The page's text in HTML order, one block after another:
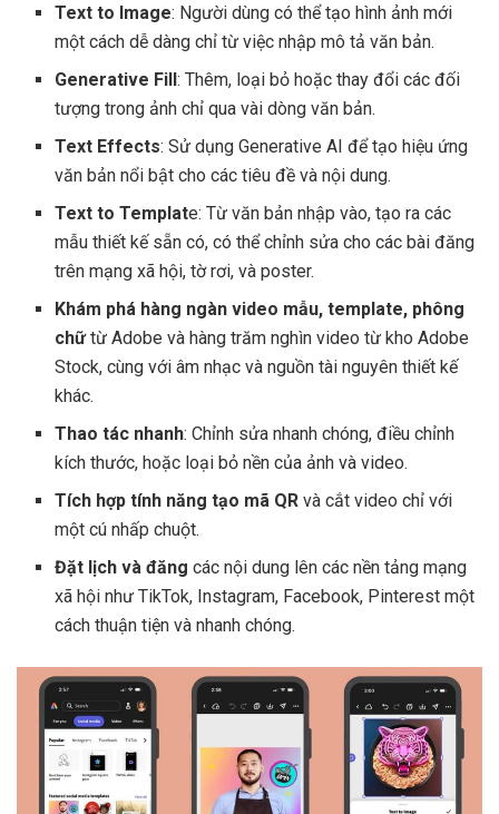
Text to Image: Người dùng có thể tạo hình ảnh mới
một cách dễ dàng chỉ từ việc nhập mô tả văn bản.
Generative Fill: Thêm, loại bỏ hoặc thay đổi các đối
tượng trong ảnh chỉ qua vài dòng văn bản.
Text Effects: Sử dụng Generative AI để tạo hiệu ứng
văn bản nổi bật cho các tiêu đề và nội dung.
Text to Template: Từ văn bản nhập vào, tạo ra các
mẫu thiết kế sẵn có, có thể chỉnh sửa cho các bài đăng
trên mạng xã hội, tờ rơi, và poster.
Khám phá hàng ngàn video mẫu, template, phông
chữtừ Adobe và hàng trăm nghìn video từ kho Adobe
Stock, cùng với âm nhạc và nguồn tài nguyên thiết kế
khác.
Thao tác nhanh: Chỉnh sửa nhanh chóng, điều chỉnh
kích thước, hoặc loại bỏ nền của ảnh và video.
Tích hợp tính năng tạo mã QR và cắt video chỉ với
một cú nhấp chuột.
Đặt lịch và đăng các nội dung lên các nền tảng mạng
xã hội như TikTok, Instagram, Facebook, Pinterest một
cách thuận tiện và nhanh chóng.